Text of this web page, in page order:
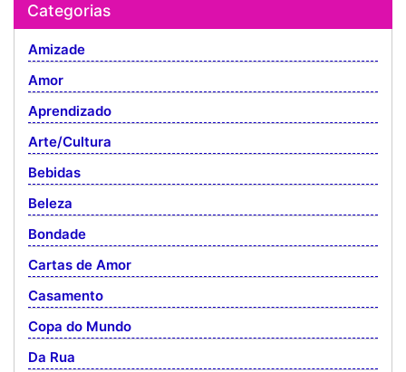
Categorias
Amizade
Amor
Aprendizado
Arte/Cultura
Bebidas
Beleza
Bondade
Cartas de Amor
Casamento
Copa do Mundo
Da Rua